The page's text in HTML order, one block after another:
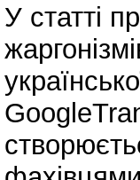
У статті